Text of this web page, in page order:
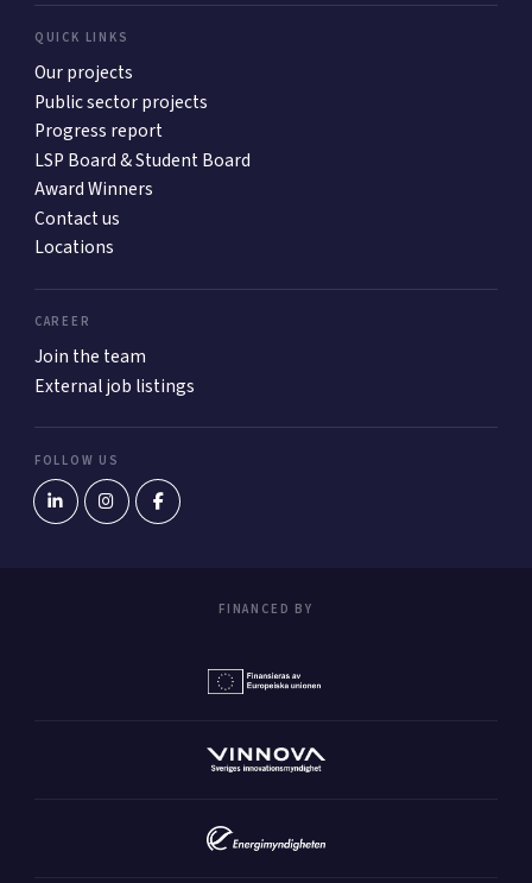
QUICK LINKS
Our projects
Public sector projects
Progress report
LSP Board & Student Board
Award Winners
Contact us
Locations
CAREER
Join the team
External job listings
FOLLOW US
FINANCED BY